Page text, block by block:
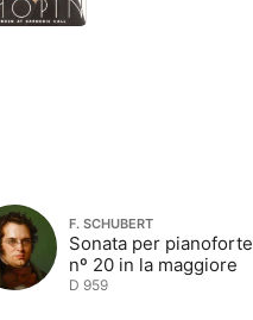
F. SCHUBERT
Sonata per pianoforte
nº 20 in la maggiore
D 959